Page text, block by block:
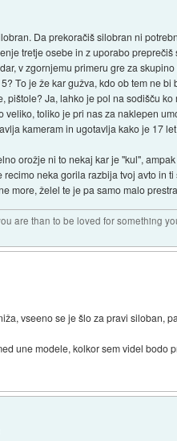
Da prekoračiš silobran ni
tretje osebe in z uporabo
v zgornjemu primeru gre za
To je že kar gužva, kdo ob tem ne
pištole? Ja, lahko je pol na sodišču
veliko, toliko je pri nas za naklepen
kameram in ugotavlja kako je 17
orožje ni to nekaj kar je "kul",
recimo neka gorila razbija tvoj avto in
more, želel te je pa samo malo
are than to be loved for something
vseeno se je šlo za pravi siloban,
une modele, kolkor sem videl